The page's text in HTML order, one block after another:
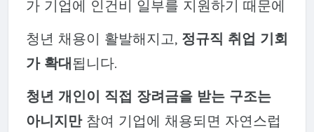
가 기업에 인건비 일부를 지원하기 때문에
청년 채용이 활발해지고, 정규직 취업 기회
가 확대됩니다.
청년 개인이 직접 장려금을 받는 구조는
아니지만 참여 기업에 채용되면 자연스럽